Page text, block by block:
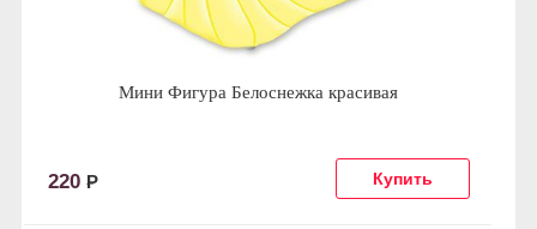
Мини Фигура Белоснежка красивая
220 Р